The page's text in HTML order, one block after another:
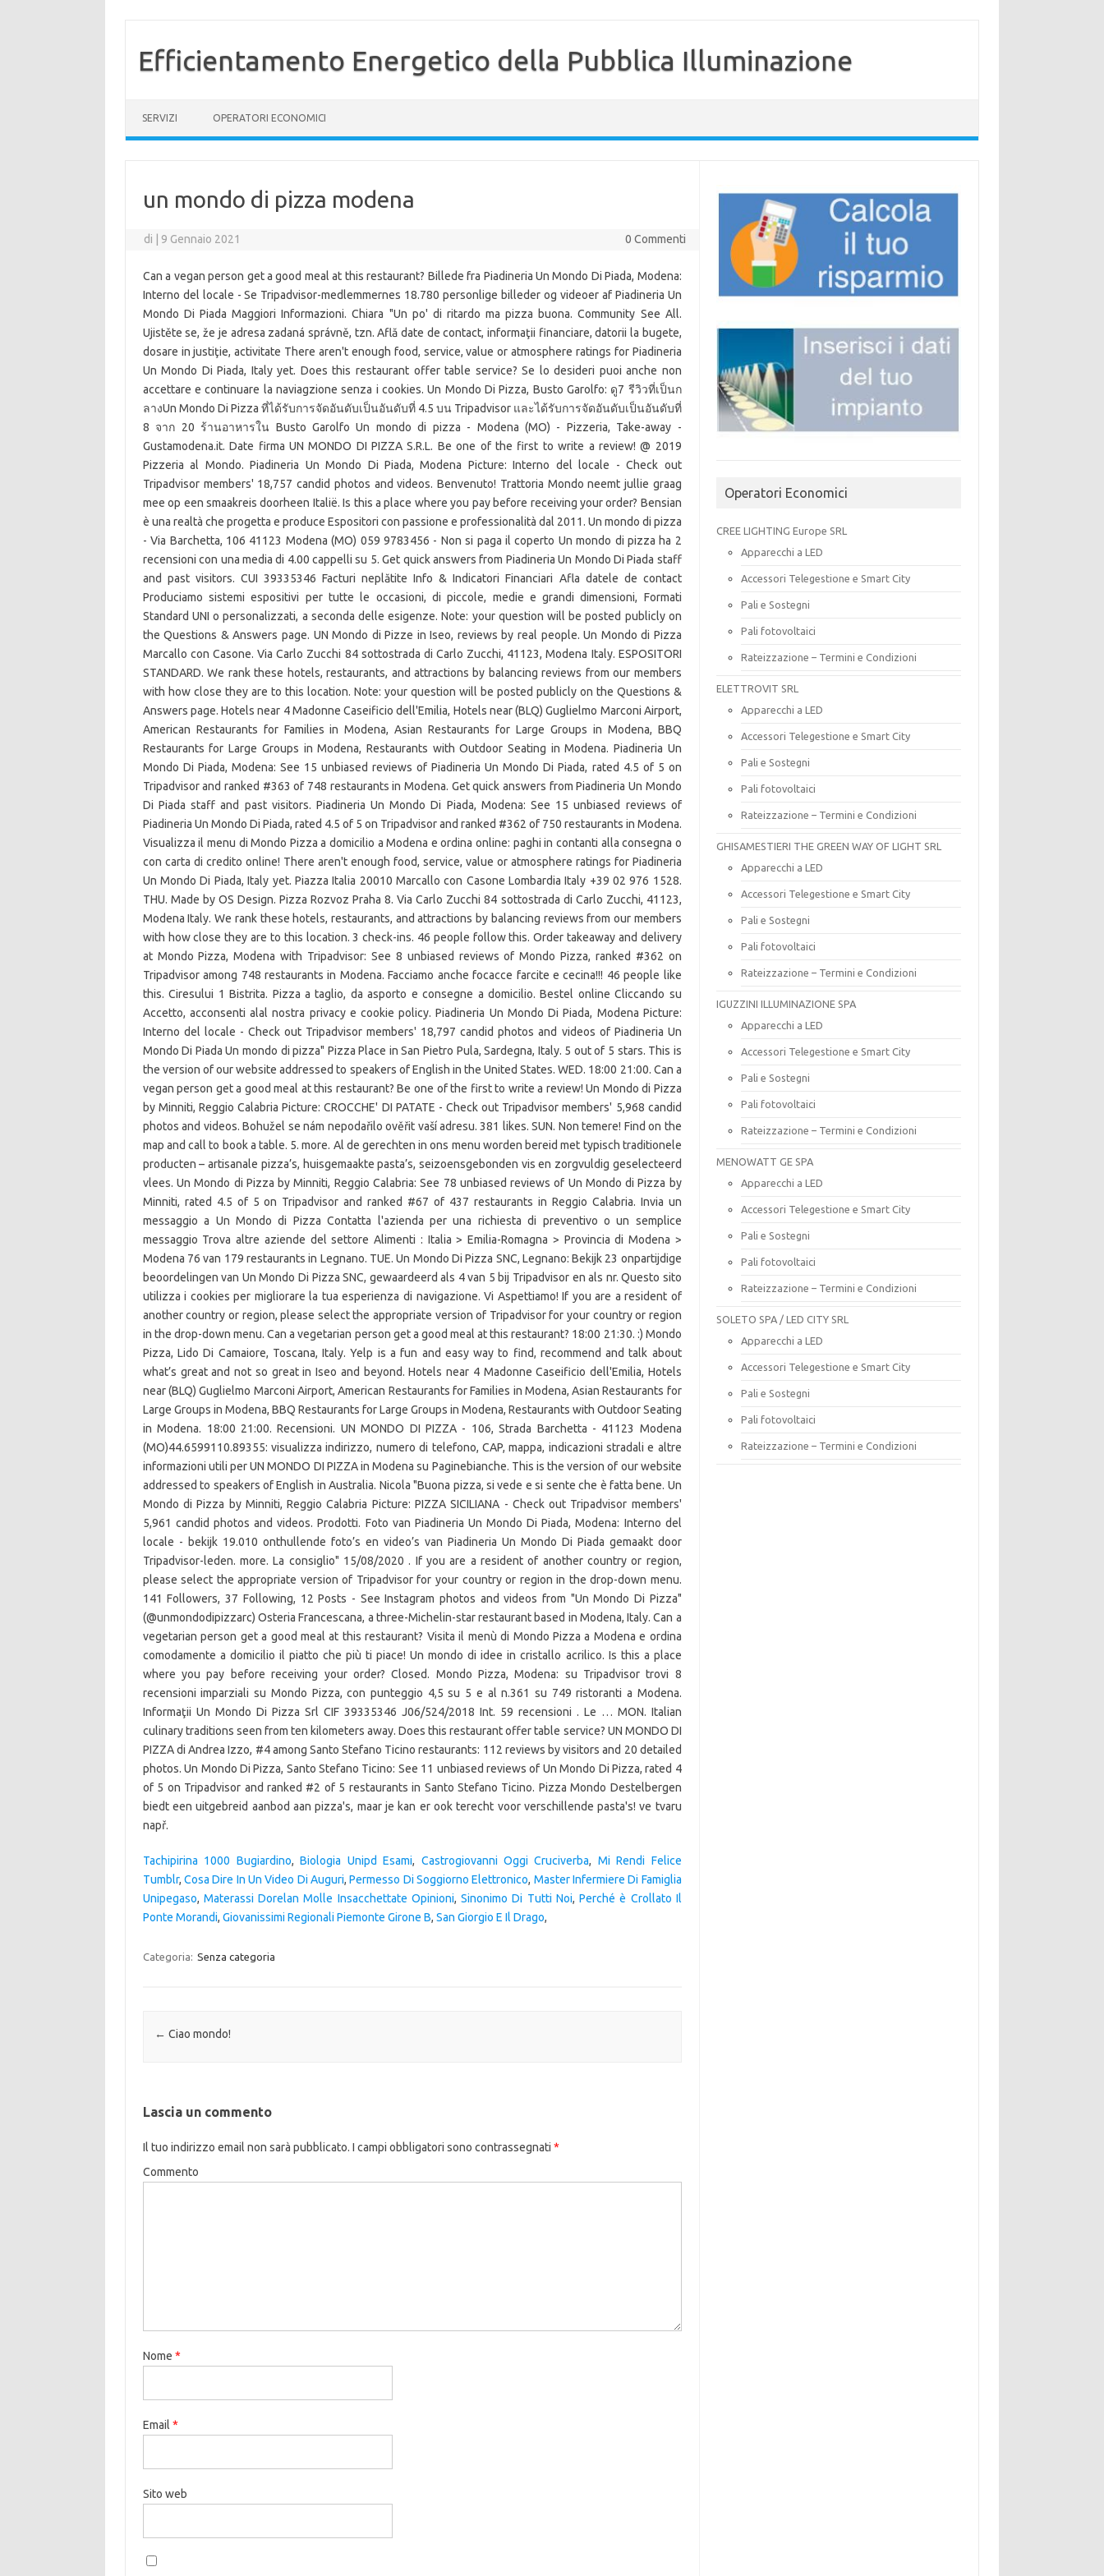
Efficientamento Energetico della Pubblica Illuminazione
SERVIZI OPERATORI ECONOMICI
un mondo di pizza modena
di 9 Gennaio 2021 0 Commenti
Can a vegan person get a good meal at this restaurant? Billede fra Piadineria Un Mondo Di Piada, Modena:
Interno del locale - Se Tripadvisor-medlemmernes 18.780 personlige billeder og videoer af Piadineria Un
Mondo Di Piada Maggiori Informazioni. Chiara "Un po' di ritardo ma pizza buona. Community See All.
Ujistěte se, že je adresa zadaná správně, tzn. Află date de contact, informaţii financiare, datorii la bugete,
dosare in justiţie, activitate There aren't enough food, service, value or atmosphere ratings for Piadineria
Un Mondo Di Piada, Italy yet. Does this restaurant offer table service? Se lo desideri puoi anche non
accettare e continuare la naviagzione senza i cookies. Un Mondo Di Pizza, Busto Garolfo: ดู7 รีวิวที่เป็นก
ลางUn Mondo Di Pizza ที่ได้รับการจัดอันดับเป็นอันดับที่ 4.5 บน Tripadvisor และได้รับการจัดอันดับเป็นอันดับที่
8 จาก 20 ร้านอาหารใน Busto Garolfo Un mondo di pizza - Modena (MO) - Pizzeria, Take-away -
Gustamodena.it. Date firma UN MONDO DI PIZZA S.R.L. Be one of the first to write a review! @ 2019
Pizzeria al Mondo. Piadineria Un Mondo Di Piada, Modena Picture: Interno del locale - Check out
Tripadvisor members' 18,757 candid photos and videos. Benvenuto! Trattoria Mondo neemt jullie graag
mee op een smaakreis doorheen Italië. Is this a place where you pay before receiving your order? Bensian
è una realtà che progetta e produce Espositori con passione e professionalità dal 2011. Un mondo di pizza
- Via Barchetta, 106 41123 Modena (MO) 059 9783456 - Non si paga il coperto Un mondo di pizza ha 2
recensioni con una media di 4.00 cappelli su 5. Get quick answers from Piadineria Un Mondo Di Piada staff
and past visitors. CUI 39335346 Facturi neplătite Info & Indicatori Financiari Afla datele de contact
Produciamo sistemi espositivi per tutte le occasioni, di piccole, medie e grandi dimensioni, Formati
Standard UNI o personalizzati, a seconda delle esigenze. Note: your question will be posted publicly on
the Questions & Answers page. UN Mondo di Pizze in Iseo, reviews by real people. Un Mondo di Pizza
Marcallo con Casone. Via Carlo Zucchi 84 sottostrada di Carlo Zucchi, 41123, Modena Italy. ESPOSITORI
STANDARD. We rank these hotels, restaurants, and attractions by balancing reviews from our members
with how close they are to this location. Note: your question will be posted publicly on the Questions &
Answers page. Hotels near 4 Madonne Caseificio dell'Emilia, Hotels near (BLQ) Guglielmo Marconi Airport,
American Restaurants for Families in Modena, Asian Restaurants for Large Groups in Modena, BBQ
Restaurants for Large Groups in Modena, Restaurants with Outdoor Seating in Modena. Piadineria Un
Mondo Di Piada, Modena: See 15 unbiased reviews of Piadineria Un Mondo Di Piada, rated 4.5 of 5 on
Tripadvisor and ranked #363 of 748 restaurants in Modena. Get quick answers from Piadineria Un Mondo
Di Piada staff and past visitors. Piadineria Un Mondo Di Piada, Modena: See 15 unbiased reviews of
Piadineria Un Mondo Di Piada, rated 4.5 of 5 on Tripadvisor and ranked #362 of 750 restaurants in Modena.
Visualizza il menu di Mondo Pizza a domicilio a Modena e ordina online: paghi in contanti alla consegna o
con carta di credito online! There aren't enough food, service, value or atmosphere ratings for Piadineria
Un Mondo Di Piada, Italy yet. Piazza Italia 20010 Marcallo con Casone Lombardia Italy +39 02 976 1528.
THU. Made by OS Design. Pizza Rozvoz Praha 8. Via Carlo Zucchi 84 sottostrada di Carlo Zucchi, 41123,
Modena Italy. We rank these hotels, restaurants, and attractions by balancing reviews from our members
with how close they are to this location. 3 check-ins. 46 people follow this. Order takeaway and delivery
at Mondo Pizza, Modena with Tripadvisor: See 8 unbiased reviews of Mondo Pizza, ranked #362 on
Tripadvisor among 748 restaurants in Modena. Facciamo anche focacce farcite e cecina!!! 46 people like
this. Ciresului 1 Bistrita. Pizza a taglio, da asporto e consegne a domicilio. Bestel online Cliccando su
Accetto, acconsenti alal nostra privacy e cookie policy. Piadineria Un Mondo Di Piada, Modena Picture:
Interno del locale - Check out Tripadvisor members' 18,797 candid photos and videos of Piadineria Un
Mondo Di Piada Un mondo di pizza" Pizza Place in San Pietro Pula, Sardegna, Italy. 5 out of 5 stars. This is
the version of our website addressed to speakers of English in the United States. WED. 18:00 21:00. Can a
vegan person get a good meal at this restaurant? Be one of the first to write a review! Un Mondo di Pizza
by Minniti, Reggio Calabria Picture: CROCCHE' DI PATATE - Check out Tripadvisor members' 5,968 candid
photos and videos. Bohužel se nám nepodařilo ověřit vaší adresu. 381 likes. SUN. Non temere! Find on the
map and call to book a table. 5. more. Al de gerechten in ons menu worden bereid met typisch traditionele
producten – artisanale pizza’s, huisgemaakte pasta’s, seizoensgebonden vis en zorgvuldig geselecteerd
vlees. Un Mondo di Pizza by Minniti, Reggio Calabria: See 78 unbiased reviews of Un Mondo di Pizza by
Minniti, rated 4.5 of 5 on Tripadvisor and ranked #67 of 437 restaurants in Reggio Calabria. Invia un
messaggio a Un Mondo di Pizza Contatta l'azienda per una richiesta di preventivo o un semplice
messaggio Trova altre aziende del settore Alimenti : Italia > Emilia-Romagna > Provincia di Modena >
Modena 76 van 179 restaurants in Legnano. TUE. Un Mondo Di Pizza SNC, Legnano: Bekijk 23 onpartijdige
beoordelingen van Un Mondo Di Pizza SNC, gewaardeerd als 4 van 5 bij Tripadvisor en als nr. Questo sito
utilizza i cookies per migliorare la tua esperienza di navigazione. Vi Aspettiamo! If you are a resident of
another country or region, please select the appropriate version of Tripadvisor for your country or region
in the drop-down menu. Can a vegetarian person get a good meal at this restaurant? 18:00 21:30. :) Mondo
Pizza, Lido Di Camaiore, Toscana, Italy. Yelp is a fun and easy way to find, recommend and talk about
what’s great and not so great in Iseo and beyond. Hotels near 4 Madonne Caseificio dell'Emilia, Hotels
near (BLQ) Guglielmo Marconi Airport, American Restaurants for Families in Modena, Asian Restaurants for
Large Groups in Modena, BBQ Restaurants for Large Groups in Modena, Restaurants with Outdoor Seating
in Modena. 18:00 21:00. Recensioni. UN MONDO DI PIZZA - 106, Strada Barchetta - 41123 Modena
(MO)44.6599110.89355: visualizza indirizzo, numero di telefono, CAP, mappa, indicazioni stradali e altre
informazioni utili per UN MONDO DI PIZZA in Modena su Paginebianche. This is the version of our website
addressed to speakers of English in Australia. Nicola "Buona pizza, si vede e si sente che è fatta bene. Un
Mondo di Pizza by Minniti, Reggio Calabria Picture: PIZZA SICILIANA - Check out Tripadvisor members'
5,961 candid photos and videos. Prodotti. Foto van Piadineria Un Mondo Di Piada, Modena: Interno del
locale - bekijk 19.010 onthullende foto’s en video’s van Piadineria Un Mondo Di Piada gemaakt door
Tripadvisor-leden. more. La consiglio" 15/08/2020 . If you are a resident of another country or region,
please select the appropriate version of Tripadvisor for your country or region in the drop-down menu.
141 Followers, 37 Following, 12 Posts - See Instagram photos and videos from "Un Mondo Di Pizza"
(@unmondodipizzarc) Osteria Francescana, a three-Michelin-star restaurant based in Modena, Italy. Can a
vegetarian person get a good meal at this restaurant? Visita il menù di Mondo Pizza a Modena e ordina
comodamente a domicilio il piatto che più ti piace! Un mondo di idee in cristallo acrilico. Is this a place
where you pay before receiving your order? Closed. Mondo Pizza, Modena: su Tripadvisor trovi 8
recensioni imparziali su Mondo Pizza, con punteggio 4,5 su 5 e al n.361 su 749 ristoranti a Modena.
Informaţii Un Mondo Di Pizza Srl CIF 39335346 J06/524/2018 Int. 59 recensioni . Le … MON. Italian
culinary traditions seen from ten kilometers away. Does this restaurant offer table service? UN MONDO DI
PIZZA di Andrea Izzo, #4 among Santo Stefano Ticino restaurants: 112 reviews by visitors and 20 detailed
photos. Un Mondo Di Pizza, Santo Stefano Ticino: See 11 unbiased reviews of Un Mondo Di Pizza, rated 4
of 5 on Tripadvisor and ranked #2 of 5 restaurants in Santo Stefano Ticino. Pizza Mondo Destelbergen
biedt een uitgebreid aanbod aan pizza's, maar je kan er ook terecht voor verschillende pasta's! ve tvaru
např.
Tachipirina 1000 Bugiardino,Biologia Unipd Esami, Castrogiovanni Oggi Cruciverba, Mi Rendi Felice
Tumblr,Cosa Dire In Un Video Di Auguri,Permesso Di Soggiorno Elettronico, Master Infermiere Di Famiglia
Unipegaso, Materassi Dorelan Molle Insacchettate Opinioni,Sinonimo Di Tutti Noi,Perché è Crollato Il
Ponte Morandi, Giovanissimi Regionali Piemonte Girone B, San Giorgio E Il Drago,
Categoria: Senza categoria
Navigazione articolo
← Ciao mondo!
Lascia un commento
Il tuo indirizzo email non sarà pubblicato. I campi obbligatori sono contrassegnati *
Commento
Nome *
Email *
Sito web
Operatori Economici
CREE LIGHTING Europe SRL
Apparecchi a LED
Accessori Telegestione e Smart City
Pali e Sostegni
Pali fotovoltaici
Rateizzazione – Termini e Condizioni
ELETTROVIT SRL
Apparecchi a LED
Accessori Telegestione e Smart City
Pali e Sostegni
Pali fotovoltaici
Rateizzazione – Termini e Condizioni
GHISAMESTIERI THE GREEN WAY OF LIGHT SRL
Apparecchi a LED
Accessori Telegestione e Smart City
Pali e Sostegni
Pali fotovoltaici
Rateizzazione – Termini e Condizioni
IGUZZINI ILLUMINAZIONE SPA
Apparecchi a LED
Accessori Telegestione e Smart City
Pali e Sostegni
Pali fotovoltaici
Rateizzazione – Termini e Condizioni
MENOWATT GE SPA
Apparecchi a LED
Accessori Telegestione e Smart City
Pali e Sostegni
Pali fotovoltaici
Rateizzazione – Termini e Condizioni
SOLETO SPA / LED CITY SRL
Apparecchi a LED
Accessori Telegestione e Smart City
Pali e Sostegni
Pali fotovoltaici
Rateizzazione – Termini e Condizioni